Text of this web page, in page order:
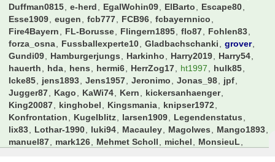
Duffman0815
e-herd EgalWohin09 ElBarto
Escape80
Esse1909
eugen fcb777 FCB96
fcbayernnico
Fire4Bayern
FL-Borusse Flingern1895 flo87
Fohlen83
forza_osna
Fussballexperte10 Gladbachschanki
grover
Gundi09
Hamburgerjungs Harkinho Harry2019
Harry54
hauerth
hda hens hermi6 HerrZog17 ht1997
hulk85
Icke85
jens1893 Jens1957 Jeronimo Jonas_98
jpf
Jugger87
Kago KaWi74 Kern
kickersanhaenger
King20087
kinghobel Kingsmania
knipser1972
Konfrontation
Kugelblitz larsen1909
Legendenstatus
lix83
Lothar-1990 luki94 Macauley Magolwes
Mango1893
manuel87
mark126 Mehmet Scholl michel
MonsieuL